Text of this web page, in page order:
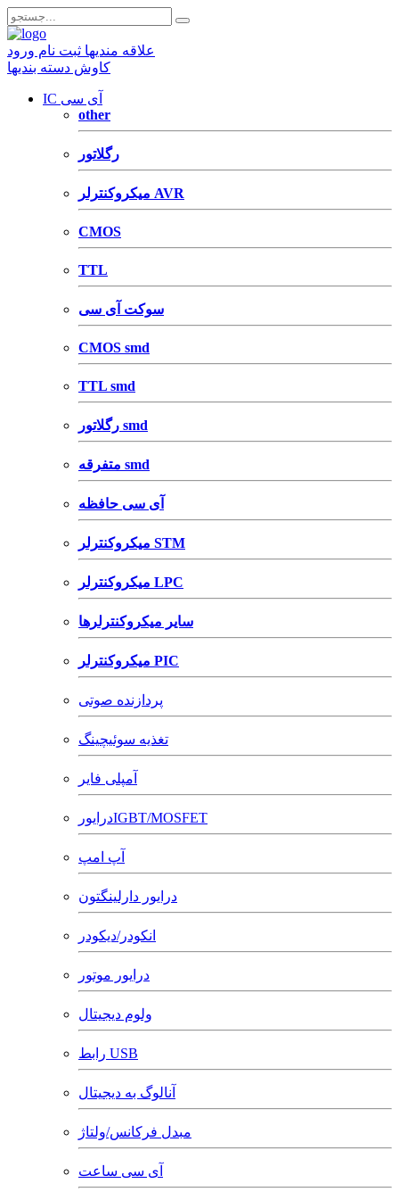
علاقه مندیها ثبت نام ورود
کاوش دسته بندیها
IC آی سی
other
رگلاتور
میکروکنترلر AVR
CMOS
TTL
سوکت آی سی
CMOS smd
TTL smd
رگلاتور smd
متفرقه smd
آی سی حافظه
میکروکنترلر STM
میکروکنترلر LPC
سایر میکروکنترلرها
میکروکنترلر PIC
پردازنده صوتی
تغذیه سوئیچینگ
آمپلی فایر
درایورIGBT/MOSFET
آپ امپ
درایور دارلینگتون
انکودر/دیکودر
درایور موتور
ولوم دیجیتال
رابط USB
آنالوگ به دیجیتال
مبدل فرکانس/ولتاژ
آی سی ساعت